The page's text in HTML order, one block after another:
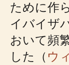
ために作
イバイザ
おいて頻
した（ウ